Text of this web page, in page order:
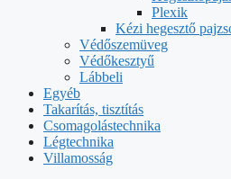
Plexik
Kézi hegesztő
Védőszemüveg
Védőkesztyű
Lábbeli
Egyéb
Takarítás, tisztítás
Csomagolástechnika
Légtechnika
Villamosság